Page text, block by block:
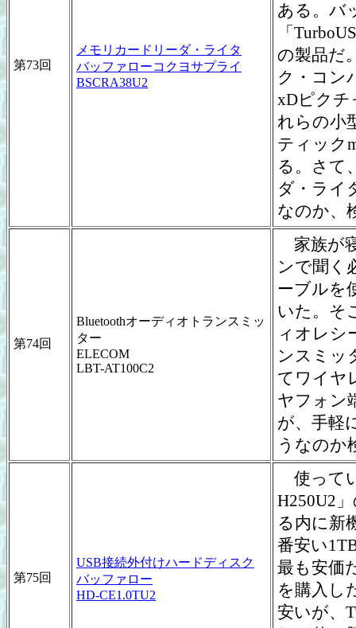
第73回
メモリカードリーダ・ライタ
バッファローコクヨサプライ
BSCRA38U2
ある。バ
「
の製品だ
ク・コン
xDピクチ
れらの小
ティック
る。さて
ダ・ライ
なのか、
第74回
Bluetoothオーディオトランスミッ
ター
ELECOM
LBT-AT100C2
家族が
ンで聞く
ーブルを
いた。そ
ィオレシ
ンスミッ
てワイヤ
ヤフォン
が、手軽
うなのか
第75回
USB接続外付けハードディスク
バッファロー
HD-CE1.0TU2
使って
H250U2
る内に新
番安い
最も安価
を購入し
安いが、